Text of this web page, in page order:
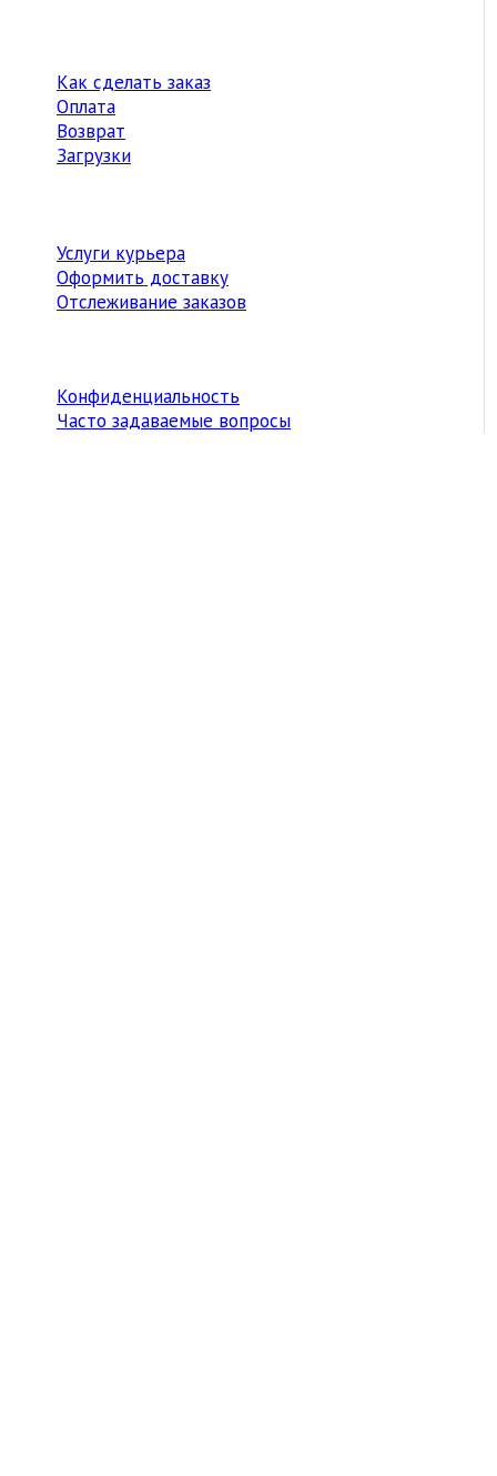
Как сделать заказ
Оплата
Возврат
Загрузки
Услуги курьера
Оформить доставку
Отслеживание заказов
Конфиденциальность
Часто задаваемые вопросы